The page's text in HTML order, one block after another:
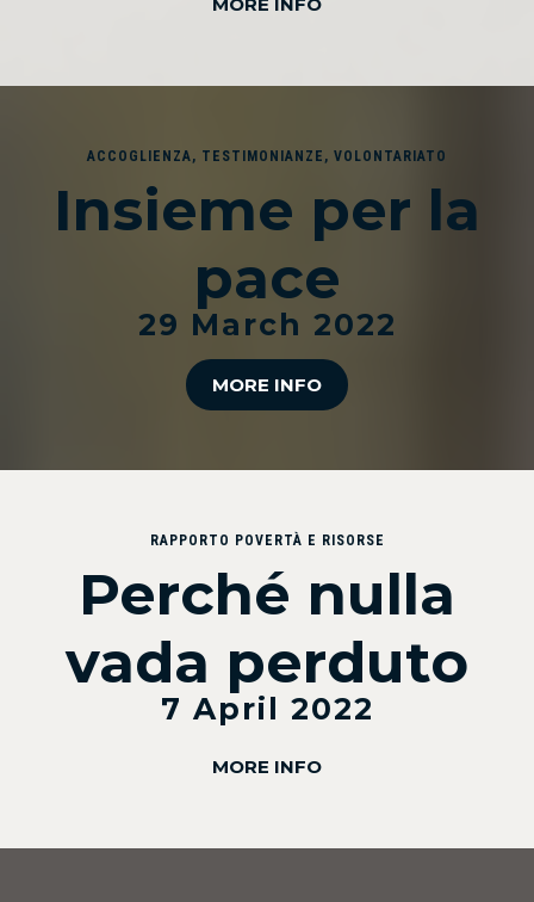
ACCOGLIENZA, TESTIMONIANZE , VOLONTARIATO
Insieme per la
pace
29 March 2022
MORE INFO
RAPPORTO POVERTÀ E RISORSE
Perché nulla
vada perduto
7 April 2022
MORE INFO